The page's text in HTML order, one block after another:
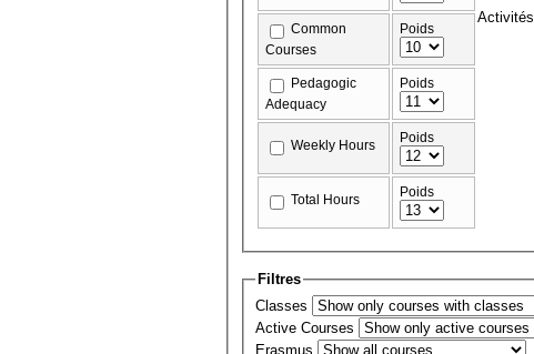
Common
Courses
Poids
Pedagogic
Adequacy
Poids
Weekly Hours Poids
Total Hours Poids
Activités
Filtres
Classes
Active Courses
Erasmus